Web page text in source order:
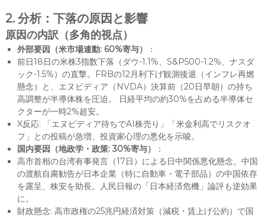
2. 分析：下落の原因と影響
原因の内訳（多角的視点）
外部要因（米市場連動: 60%寄与）
：
前日18日の米株3指数下落（ダウ-1.1%、S&P500-1.2%、ナスダ
ック-1.5%）の直撃。FRBの12月利下げ観測後退（インフレ再燃
懸念）と、エヌビディア（NVDA）決算前（20日早朝）の持ち
高調整が半導体株を圧迫。 日経平均の約30%を占める半導体セ
クターが一時2%超安。
X反応: 「エヌビディア待ちでAI株売り」「米金利高でリスクオ
フ」との投稿が急増、投資家心理の悪化を示唆。
国内要因（地政学・政策: 30%寄与）
：
高市首相の台湾有事発言（17日）による日中関係悪化懸念。中国
の渡航自粛勧告が日本企業（特に自動車・電子部品）の中国依存
を露呈、株安を助長。人民日報の「日本経済危機」論評も逆効果
に。
財政懸念: 高市政権の25兆円経済対策（減税・賃上げ公約）で国